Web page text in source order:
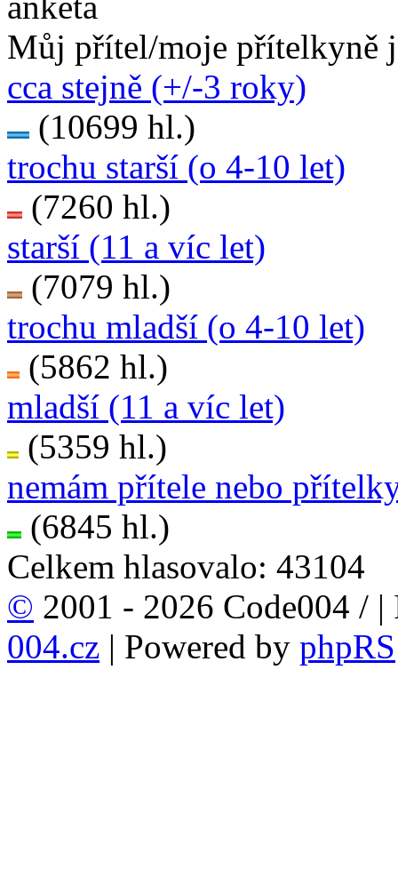
Můj přítel/moje přítelkyně
cca stejně (+/-3 roky)
(10699 hl.)
trochu starší (o 4-10 let)
(7260 hl.)
starší (11 a víc let)
(7079 hl.)
trochu mladší (o 4-10 let)
(5862 hl.)
mladší (11 a víc let)
(5359 hl.)
nemám přítele nebo
(6845 hl.)
Celkem hlasovalo: 43104
© 2001 - 2026 Code004 / |
004.cz | Powered by phpRS